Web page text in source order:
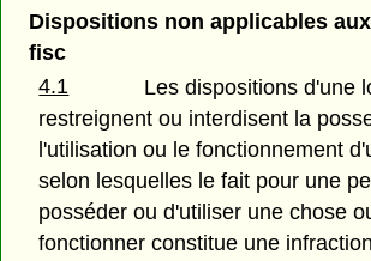
Dispositions non applicables
fisc
4.1
Les dispositions d'une
restreignent ou interdisent la
l'utilisation ou le fonctionnement
selon lesquelles le fait pour une
posséder ou d'utiliser une chose
fonctionner constitue une